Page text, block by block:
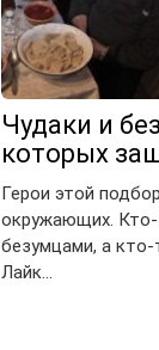
Чудаки и
которых
Герои этой
окружающих. Кто-
безумцами, а
Лайк…